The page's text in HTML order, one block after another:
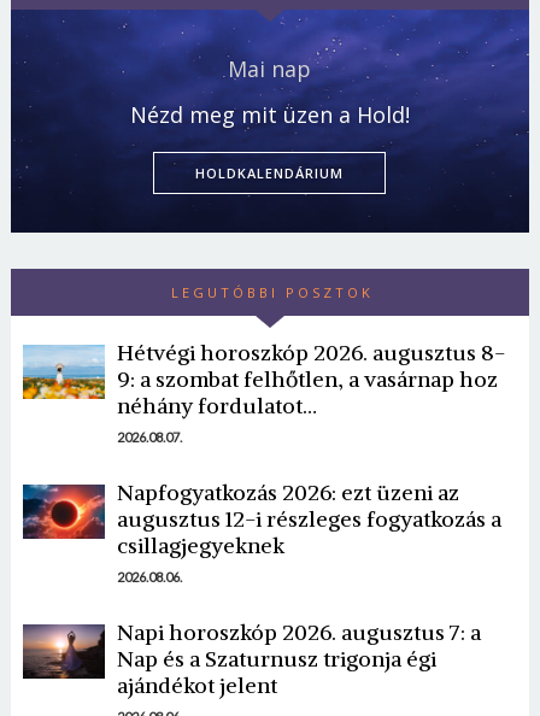
Mai nap
Nézd meg mit üzen a Hold!
HOLDKALENDÁRIUM
LEGUTÓBBI POSZTOK
Hétvégi horoszkóp 2026. augusztus 8-
9: a szombat felhőtlen, a vasárnap hoz
néhány fordulatot…
2026.08.07.
Napfogyatkozás 2026: ezt üzeni az
augusztus 12-i részleges fogyatkozás a
csillagjegyeknek
2026.08.06.
Napi horoszkóp 2026. augusztus 7: a
Nap és a Szaturnusz trigonja égi
ajándékot jelent